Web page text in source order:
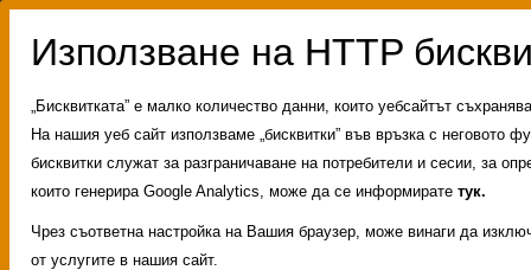
„Бисквитката” е малко количество данни, които уебсайтът
На нашия уеб сайт използваме „бисквитки” във връзка с неговото
бисквитки служат за разграничаване на потребители и сесии, за
които генерира Google Analytics, може да се информирате тук.
Чрез съответна настройка на Вашия браузер, може винаги да
от услугите в нашия сайт.